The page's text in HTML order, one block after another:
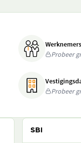
Probeer
Probeer
SBI